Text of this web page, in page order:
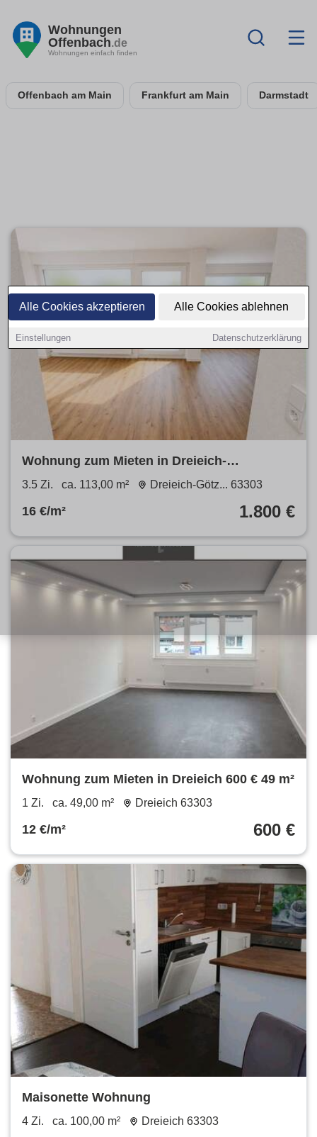
Alle Cookies akzeptieren Alle Cookies ablehnen
Einstellungen Datenschutzerklärung
Wohnungen
Offenbach.de
Wohnungen einfach finden
Offenbach am Main Frankfurt am Main Darmstadt
Wohnung zum Mieten in Dreieich-
Götzenhain 1.800 € 113 m²
3.5 Zi. ca. 113,00 m² Dreieich-Götz... 63303
16 €/m² 1.800 €
Wohnung zum Mieten in Dreieich 600 € 49 m²
1 Zi. ca. 49,00 m² Dreieich 63303
12 €/m² 600 €
Maisonette Wohnung
4 Zi. ca. 100,00 m² Dreieich 63303